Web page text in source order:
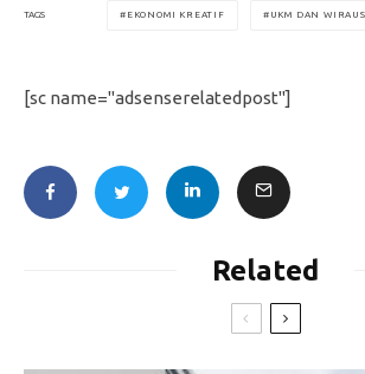
TAGS EKONOMI KREATIF UKM DAN
[sc name="adsenserelatedpost"]
Related